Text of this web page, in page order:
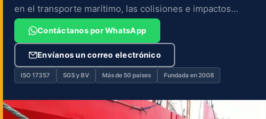
en el transporte marítimo, las colisiones e impactos
durante el atraque son inevitables. El poliuretano...
Contáctanos por WhatsApp
Envíanos un correo electrónico
ISO 17357 SGS y BV Más de 50 países Fundada en 2008